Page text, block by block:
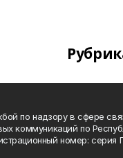
по надзору в сфере
коммуникаций по
номер: